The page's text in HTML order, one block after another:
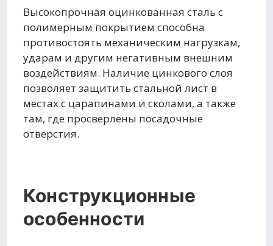
Высокопрочная оцинкованная сталь с
полимерным покрытием способна
противостоять механическим нагрузкам,
ударам и другим негативным внешним
воздействиям. Наличие цинкового слоя
позволяет защитить стальной лист в
местах с царапинами и сколами, а также
там, где просверлены посадочные
отверстия.
Конструкционные
особенности